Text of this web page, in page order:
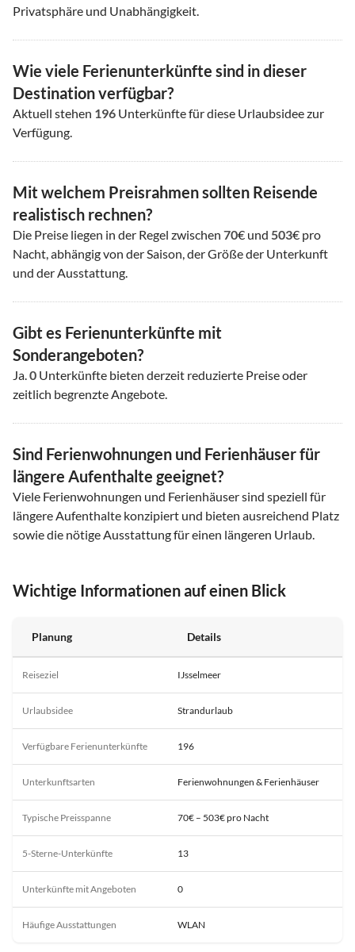
Privatsphäre und Unabhängigkeit.
Wie viele Ferienunterkünfte sind in dieser
Destination verfügbar?
Aktuell stehen 196 Unterkünfte für diese Urlaubsidee zur
Verfügung.
Mit welchem Preisrahmen sollten Reisende
realistisch rechnen?
Die Preise liegen in der Regel zwischen 70€ und 503€ pro
Nacht, abhängig von der Saison, der Größe der Unterkunft
und der Ausstattung.
Gibt es Ferienunterkünfte mit
Sonderangeboten?
Ja.0 Unterkünfte bieten derzeit reduzierte Preise oder
zeitlich begrenzte Angebote.
Sind Ferienwohnungen und Ferienhäuser für
längere Aufenthalte geeignet?
Viele Ferienwohnungen und Ferienhäuser sind speziell für
längere Aufenthalte konzipiert und bieten ausreichend Platz
sowie die nötige Ausstattung für einen längeren Urlaub.
Wichtige Informationen auf einen Blick
Planung Details
Reiseziel IJsselmeer
Urlaubsidee Strandurlaub
Verfügbare Ferienunterkünfte 196
Unterkunftsarten Ferienwohnungen & Ferienhäuser
Typische Preisspanne 70€ – 503€ pro Nacht
5-Sterne-Unterkünfte 13
Unterkünfte mit Angeboten 0
Häufige Ausstattungen WLAN